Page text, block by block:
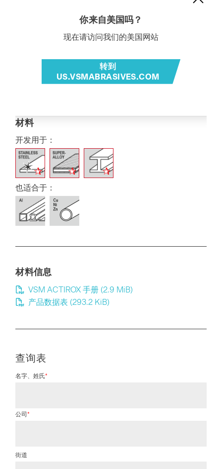
材料
开发用于：
也适合于：
材料信息
VSM ACTIROX 手册 (2.9 MiB)
产品数据表 (293.2 KiB)
查询表
Mandatory
名字、姓氏*
Mandatory
公司*
街道
你来自美国吗？
现在请访问我们的美国网站
转到
US.VSMABRASIVES.COM